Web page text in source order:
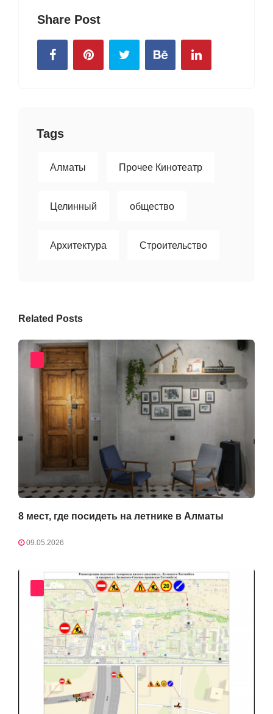
Share Post
Tags
Алматы Прочее Кинотеатр
Целинный общество
Архитектура Строительство
Related Posts
8 мест, где посидеть на летнике в Алматы
09.05.2026